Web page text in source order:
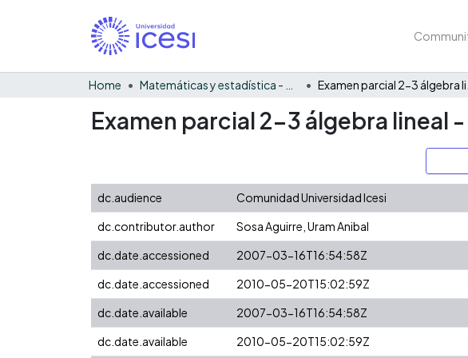
Home
Examen parcial 2-3 álgebra lineal
dc.audience Comunidad Universidad Icesi
dc.contributor.author
Sosa Aguirre, Uram Anibal
dc.date.accessioned
2007-03-16T16:54:58Z
dc.date.accessioned
2010-05-20T15:02:59Z
dc.date.available
2007-03-16T16:54:58Z
dc.date.available
2010-05-20T15:02:59Z